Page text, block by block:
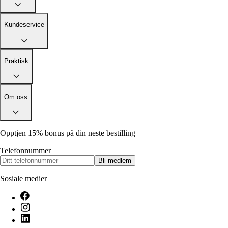
Klær
Informasjon
Tilbehør
Tips og triks
Lukk
Alle artikler
Klær
Reise
Tilbehør
Tips og triks
Målsøm
Lukk
Kundeservice
Praktisk
Om oss
Opptjen 15% bonus på din neste bestilling
Telefonnummer
Bli medlem
Sosiale medier